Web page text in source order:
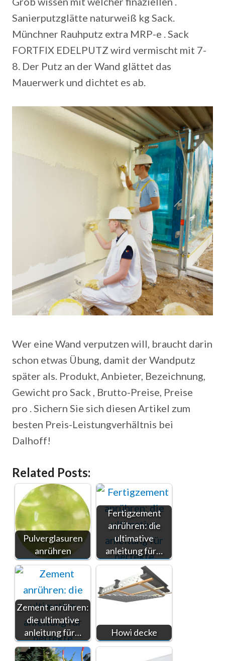
Sanierputzglätte naturweiß kg Sack.
Münchner Rauhputz extra MRP-e . Sack
FORTFIX EDELPUTZ wird vermischt mit 7-
8. Der Putz an der Wand glättet das
Mauerwerk und dichtet es ab.
Wer eine Wand verputzen will, braucht darin
schon etwas Übung, damit der Wandputz
später als. Produkt, Anbieter, Bezeichnung,
Gewicht pro Sack , Brutto-Preise, Preise
pro . Sichern Sie sich diesen Artikel zum
besten Preis-Leistungverhältnis bei
Dalhoff!
Related Posts:
Pulverglasuren
anrühren
Fertigzement
anrühren: die
ultimative
anleitung für…
Zement anrühren:
die ultimative
anleitung für…
Howi decke